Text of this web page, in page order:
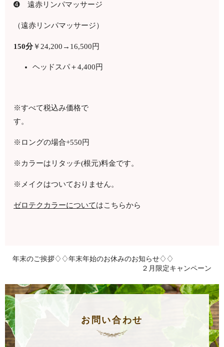
➍ 遠赤リンパマッサージ
（遠赤リンパマッサージ）
150分￥24,200 →16,500円
ヘッドスパ＋4,400円
※すべて税込み価格で
す。
※ロングの場合+550円
※カラーはリタッチ(根元)料金です。
※メイクはついておりません。
ゼロテクカラーについてはこちらから
年末のご挨拶♢♢年末年始のお休みのお知らせ♢♢
２月限定キャンペーン
お問い合わせ